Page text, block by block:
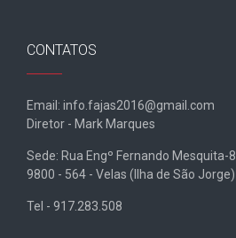
CONTATOS
Email: info.fajas2016@gmail.com
Diretor - Mark Marques
Sede: Rua Engº Fernando Mesquita-8
9800 - 564 - Velas (Ilha de São Jorge)
Tel - 917.283.508